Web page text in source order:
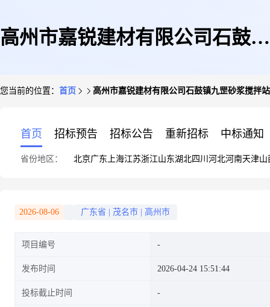
高州市嘉锐建材有限公司石鼓镇
您当前的位置： 首页 高州市嘉锐建材有限公司石鼓镇九罡砂浆搅拌
首页 招标预告 招标公告 重新招标 中标通知
省份地区： 北京广东 上海江苏浙江山东湖北四川 河北河南天津山
2026-08-06 广东省 茂名市 高州市
项目编号
发布时间 2026-04-24 15:51:44
投标截止时间